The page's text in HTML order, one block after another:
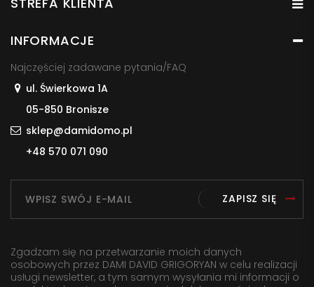
INFORMACJE
Najczęściej zadawane pytania/FAQ
ul. Świerkowa 1A
05-850 Bronisze
sklep@damidomo.pl
+48 570 071 090
ZAPISZ SIĘ
Zgadzam się na przetwarzanie moich danych
osobowych przez DAMI DAVID GRIGORYAN w celu realizacji
usługi newsletter, a tym samym wysyłania mi informacji o